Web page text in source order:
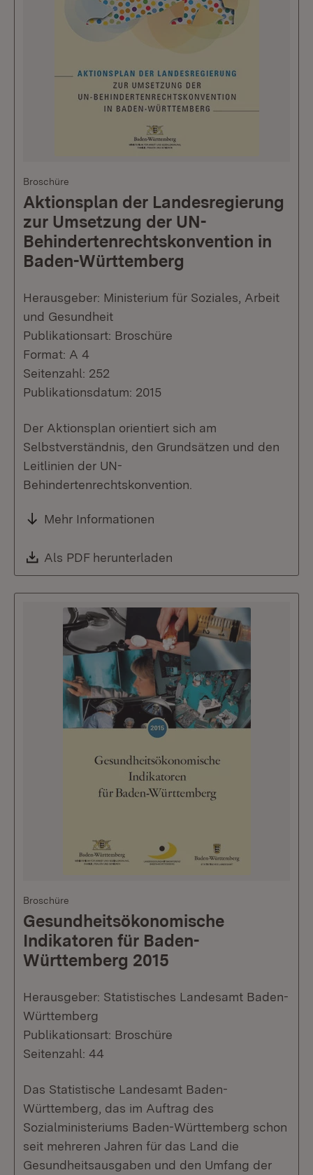
Broschüre
Aktionsplan der Landesregierung
zur Umsetzung der UN-
Behindertenrechtskonvention in
Baden-Württemberg
Herausgeber: Ministerium für Soziales, Arbeit
und Gesundheit
Publikationsart: Broschüre
Format: A 4
Seitenzahl: 252
Publikationsdatum: 2015
Der Aktionsplan orientiert sich am
Selbstverständnis, den Grundsätzen und den
Leitlinien der UN-
Behindertenrechtskonvention.
Mehr Informationen
Download:
Als PDF herunterladen
Broschüre
Gesundheitsökonomische
Indikatoren für Baden-
Württemberg 2015
Herausgeber: Statistisches Landesamt Baden-
Württemberg
Publikationsart: Broschüre
Seitenzahl: 44
Das Statistische Landesamt Baden-
Württemberg, das im Auftrag des
Sozialministeriums Baden-Württemberg schon
seit mehreren Jahren für das Land die
Gesundheitsausgaben und den Umfang der